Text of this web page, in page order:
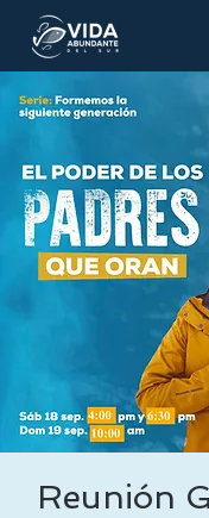
Reunión